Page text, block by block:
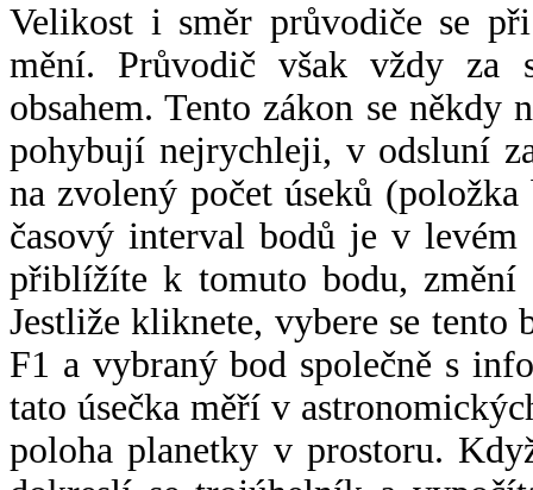
Velikost i směr průvodiče se
mění. Průvodič však vždy za
obsahem. Tento zákon se někdy
pohybují nejrychleji, v odsluní
na zvolený počet úseků
časový interval bodů je v
přiblížíte k tomuto bodu,
Jestliže kliknete, vybere se tento
F1 a vybraný bod společně s
tato úsečka měří v
poloha planetky v prostoru.